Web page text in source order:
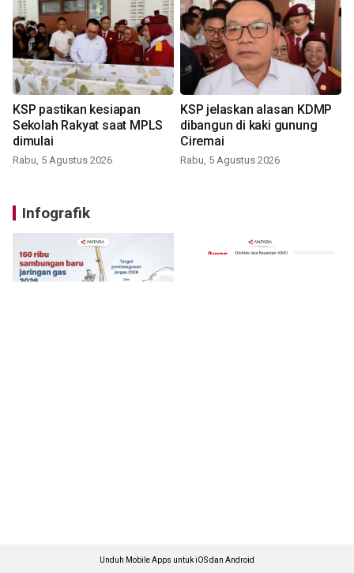
KSP pastikan kesiapan
Sekolah Rakyat saat MPLS
dimulai
Rabu, 5 Agustus 2026
KSP jelaskan alasan KDMP
dibangun di kaki gunung
Ciremai
Rabu, 5 Agustus 2026
Infografik
Unduh Mobile Apps untuk iOS dan Android